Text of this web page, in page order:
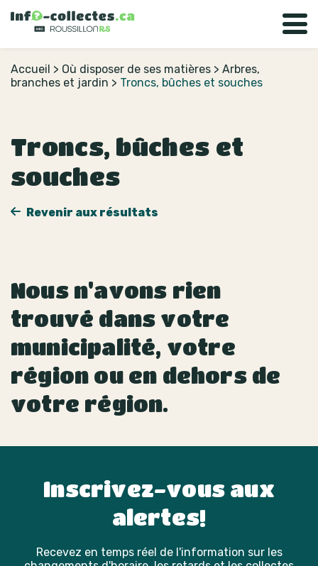
Accueil > Où disposer de ses matières > Arbres,
branches et jardin > Troncs, bûches et souches
Troncs, bûches et
souches
Revenir aux résultats
Nous n'avons rien
trouvé dans votre
municipalité, votre
région ou en dehors de
votre région.
Inscrivez-vous aux
alertes!
Recevez en temps réel de l'information sur les